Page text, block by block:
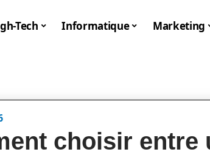
Tech Informatique Marketing
choisir entre